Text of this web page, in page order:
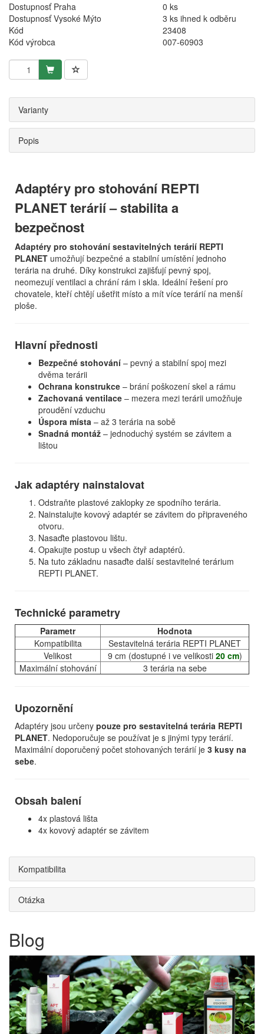
Dostupnosť Praha
0 ks
Dostupnosť Vysoké Mýto
3 ks ihned k odběru
Kód
23408
Kód výrobca
007-60903
Varianty
Popis
Adaptéry pro stohování REPTI
PLANET terárií – stabilita a
bezpečnost
Adaptéry pro stohování sestavitelných terárií REPTI
PLANET umožňují bezpečné a stabilní umístění jednoho
terária na druhé. Díky konstrukci zajišťují pevný spoj,
neomezují ventilaci a chrání rám i skla. Ideální řešení pro
chovatele, kteří chtějí ušetřit místo a mít více terárií na menší
ploše.
Hlavní přednosti
Bezpečné stohování – pevný a stabilní spoj mezi
dvěma terárii
Ochrana konstrukce – brání poškození skel a rámu
Zachovaná ventilace – mezera mezi terárii umožňuje
proudění vzduchu
Úspora místa – až 3 terária na sobě
Snadná montáž – jednoduchý systém se závitem a
lištou
Jak adaptéry nainstalovat
Odstraňte plastové zaklopky ze spodního terária.
Nainstalujte kovový adaptér se závitem do připraveného
otvoru.
Nasaďte plastovou lištu.
Opakujte postup u všech čtyř adaptérů.
Na tuto základnu nasaďte další sestavitelné terárium
REPTI PLANET.
Technické parametry
Parametr
Hodnota
Kompatibilita
Sestavitelná terária REPTI PLANET
Velikost
9 cm (dostupné i ve velikosti 20 cm)
Maximální stohování
3 terária na sebe
Upozornění
Adaptéry jsou určeny pouze pro sestavitelná terária REPTI
PLANET. Nedoporučuje se používat je s jinými typy terárií.
Maximální doporučený počet stohovaných terárií je 3 kusy na
sebe.
Obsah balení
4x plastová lišta
4x kovový adaptér se závitem
Kompatibilita
Otázka
Blog